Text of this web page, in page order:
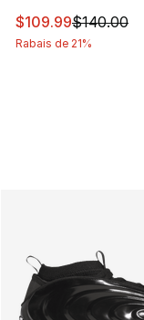
Cet article est en
$109.99$140.00
Rabais de 21%